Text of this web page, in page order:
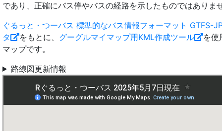
であり、正確にバス停やバスの経路を示したものではありま
ぐるっと・つーバス 標準的なバス情報フォーマット GTFS-
タ
をもとに、 グーグルマイマップ用KML作成ツール
を使
マップです。
路線図更新情報